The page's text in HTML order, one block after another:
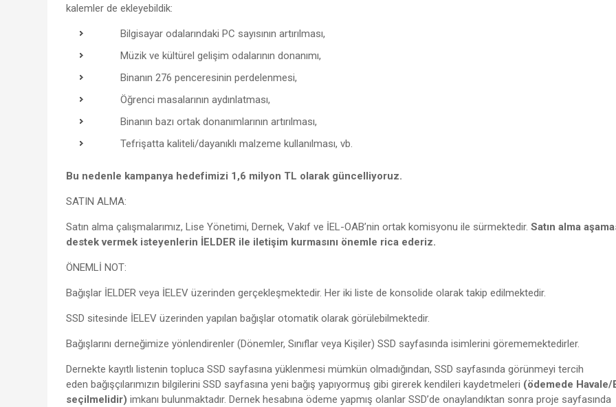
kalemler de ekleyebildik:
Bilgisayar odalarındaki PC sayısının artırılması,
Müzik ve kültürel gelişim odalarının donanımı,
Binanın 276 penceresinin perdelenmesi,
Öğrenci masalarının aydınlatması,
Binanın bazı ortak donanımlarının artırılması,
Tefrişatta kaliteli/dayanıklı malzeme kullanılması, vb.
Bu nedenle kampanya hedefimizi 1,6 milyon TL olarak güncelliyoruz.
SATIN ALMA:
Satın alma çalışmalarımız, Lise Yönetimi, Dernek, Vakıf ve İEL-OAB’nin ortak komisyonu ile sürmektedir. Satın alma
destek vermek isteyenlerin İELDER ile iletişim kurmasını önemle rica ederiz.
ÖNEMLİ NOT:
Bağışlar İELDER veya İELEV üzerinden gerçekleşmektedir. Her iki liste de konsolide olarak takip edilmektedir.
SSD sitesinde İELEV üzerinden yapılan bağışlar otomatik olarak görülebilmektedir.
Bağışlarını derneğimize yönlendirenler (Dönemler, Sınıflar veya Kişiler) SSD sayfasında isimlerini görememektedirler.
Dernekte kayıtlı listenin topluca SSD sayfasına yüklenmesi mümkün olmadığından, SSD sayfasında görünmeyi tercih
eden bağışçılarımızın bilgilerini SSD sayfasına yeni bağış yapıyormuş gibi girerek kendileri kaydetmeleri (ödemede Havale/
seçilmelidir) imkanı bulunmaktadır. Dernek hesabına ödeme yapmış olanlar SSD’de onaylandıktan sonra proje sayfasında